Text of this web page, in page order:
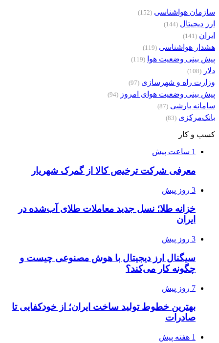
سازمان هواشناسی (152)
ارز دیجیتال (144)
ایران (141)
هشدار هواشناسی (119)
پیش بینی وضعیت هوا (119)
دلار (108)
وزارت راه و شهرسازی (97)
پیش بینی وضعیت هوای امروز (94)
سامانه بارشی (87)
بانک‌مرکزی (83)
کسب و کار
1 ساعت پیش
معرفی شرکت ترخیص کالا از گمرک شهریار
3 روز پیش
خزانه طلا؛ نسل جدید معاملات طلای آب‌شده در
ایران
3 روز پیش
سیگنال ارز دیجیتال با هوش مصنوعی چیست و
چگونه کار می‌کند؟
7 روز پیش
بهترین خطوط تولید ساخت ایران؛ از خودکفایی تا
صادرات
1 هفته پیش